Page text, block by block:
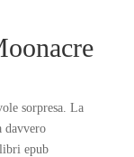
sorpresa. La
davvero
epub